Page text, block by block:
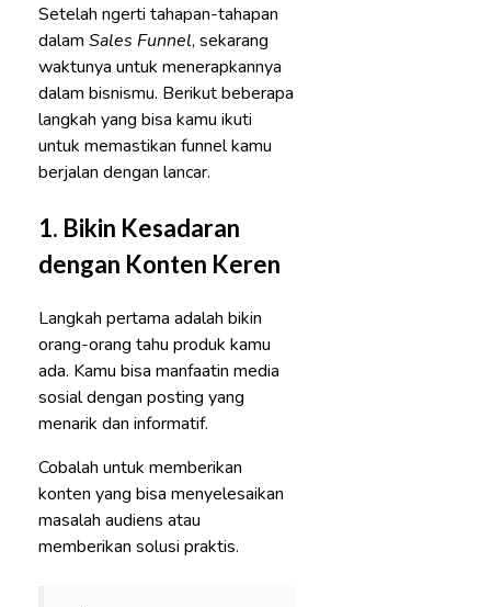
Setelah ngerti tahapan-tahapan
dalam Sales Funnel, sekarang
waktunya untuk menerapkannya
dalam bisnismu. Berikut beberapa
langkah yang bisa kamu ikuti
untuk memastikan funnel kamu
berjalan dengan lancar.
1. Bikin Kesadaran
dengan Konten Keren
Langkah pertama adalah bikin
orang-orang tahu produk kamu
ada. Kamu bisa manfaatin media
sosial dengan posting yang
menarik dan informatif.
Cobalah untuk memberikan
konten yang bisa menyelesaikan
masalah audiens atau
memberikan solusi praktis.